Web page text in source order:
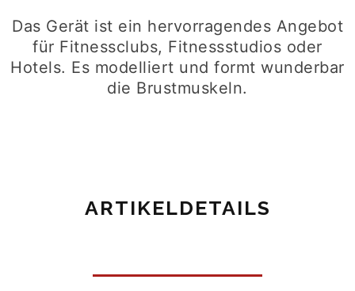
Das Gerät ist ein hervorragendes Angebot
für Fitnessclubs, Fitnessstudios oder
Hotels. Es modelliert und formt wunderbar
die Brustmuskeln.
ARTIKELDETAILS